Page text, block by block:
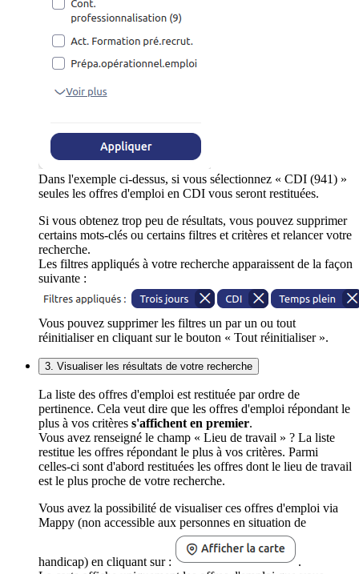
Dans l'exemple ci-dessus, si vous sélectionnez « CDI (941) »
seules les offres d'emploi en CDI vous seront restituées.
Si vous obtenez trop peu de résultats, vous pouvez supprimer
certains mots-clés ou certains filtres et critères et relancer votre
recherche.
Les filtres appliqués à votre recherche apparaissent de la façon
suivante :
Vous pouvez supprimer les filtres un par un ou tout
réinitialiser en cliquant sur le bouton « Tout réinitialiser ».
3. Visualiser les résultats de votre recherche
La liste des offres d'emploi est restituée par ordre de
pertinence. Cela veut dire que les offres d'emploi répondant le
plus à vos critères s'affichent en premier.
Vous avez renseigné le champ « Lieu de travail » ? La liste
restitue les offres répondant le plus à vos critères. Parmi
celles-ci sont d'abord restituées les offres dont le lieu de travail
est le plus proche de votre recherche.
Vous avez la possibilité de visualiser ces offres d'emploi via
Mappy (non accessible aux personnes en situation de
handicap) en cliquant sur :
.